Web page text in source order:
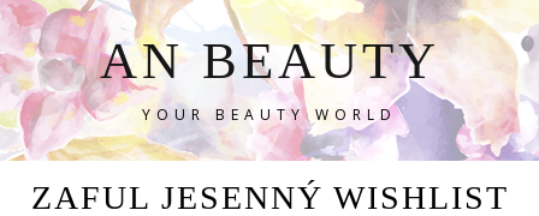
AN BEAUTY
YOUR BEAUTY WORLD
ZAFUL JESENNÝ WISHLIST